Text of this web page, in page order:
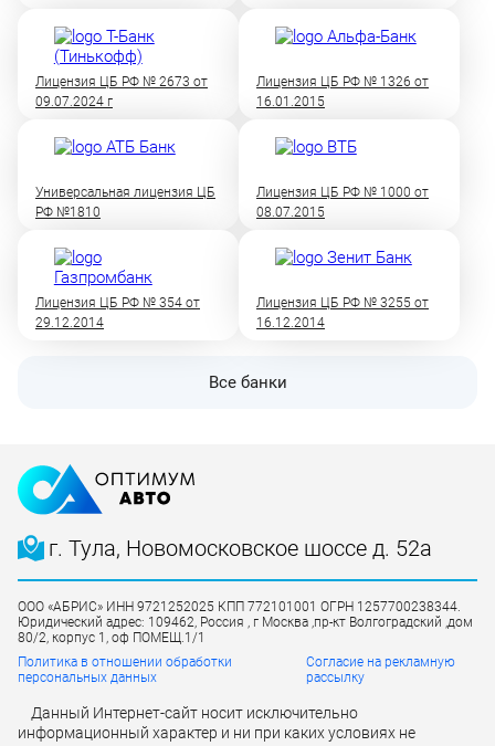
Лицензия ЦБ РФ № 2673 от
09.07.2024 г
Лицензия ЦБ РФ № 1326 от
16.01.2015
Универсальная лицензия ЦБ
РФ №1810
Лицензия ЦБ РФ № 1000 от
08.07.2015
Лицензия ЦБ РФ № 354 от
29.12.2014
Лицензия ЦБ РФ № 3255 от
16.12.2014
Все банки
г. Тула, Новомосковское шоссе д. 52а
ООО «АБРИС» ИНН 9721252025 КПП 772101001 ОГРН 1257700238344.
Юридический адрес: 109462, Россия , г Москва ,пр-кт Волгоградский ,дом
80/2, корпус 1, оф ПОМЕЩ.1/1
Политика в отношении обработки
персональных данных
Согласие на рекламную
рассылку
Данный Интернет-сайт носит исключительно
информационный характер и ни при каких условиях не